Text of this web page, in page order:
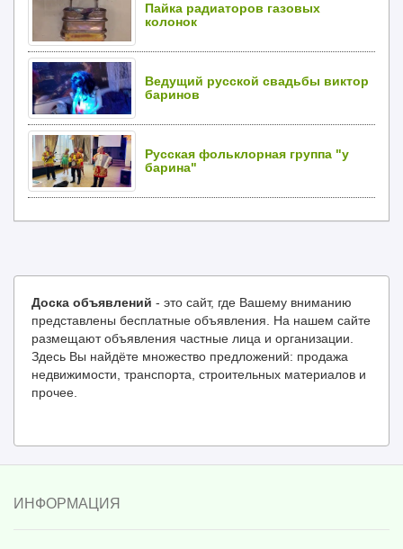
Пайка радиаторов газовых
колонок
Ведущий русской свадьбы виктор
баринов
Русская фольклорная группа "у
барина"
Доска объявлений - это сайт, где Вашему вниманию
представлены бесплатные объявления. На нашем сайте
размещают объявления частные лица и организации.
Здесь Вы найдёте множество предложений: продажа
недвижимости, транспорта, строительных материалов и
прочее.
ИНФОРМАЦИЯ